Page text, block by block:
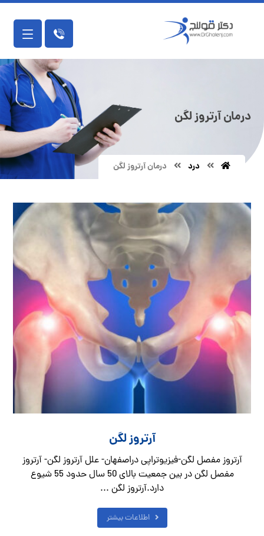
درمان آرتروز لگن
درد درمان آرتروز لگن
آرتروز لگن
آرتروز مفصل لگن-فیزیوتراپی دراصفهان- علل آرتروز لگن- آرتروز
مفصل لگن در بین جمعیت بالای 50 سال حدود 55 شیوع
دارد.آرتروز لگن ...
اطلاعات بیشتر